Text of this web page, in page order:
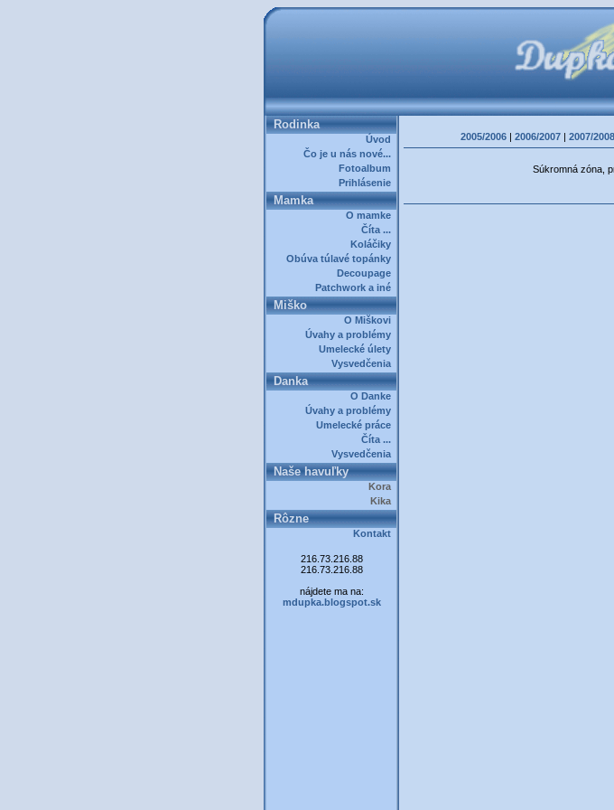
Rodinka
Úvod
Čo je u nás nové...
Fotoalbum
Prihlásenie
Mamka
O mamke
Číta ...
Koláčiky
Obúva túlavé topánky
Decoupage
Patchwork a iné
Miško
O Miškovi
Úvahy a problémy
Umelecké úlety
Vysvedčenia
Danka
O Danke
Úvahy a problémy
Umelecké práce
Číta ...
Vysvedčenia
Naše havuľky
Kora
Kika
Rôzne
Kontakt
216.73.216.88
216.73.216.88
nájdete ma na:
mdupka.blogspot.sk
2005/2006 | 2006/2007 | 2007/2008
Súkromná zóna,